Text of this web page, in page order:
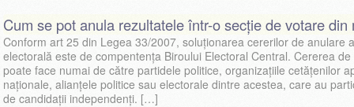
Cum se pot anula rezultatele într-o secție de votare din
Conform art 25 din Legea 33/2007, soluționarea cererilor de anulare
electorală este de compentența Biroului Electoral Central. Cererea
poate face numai de către partidele politice, organizaţiile cetăţenilor
naţionale, alianţele politice sau electorale dintre acestea, care au
de candidaţii independenţi. […]